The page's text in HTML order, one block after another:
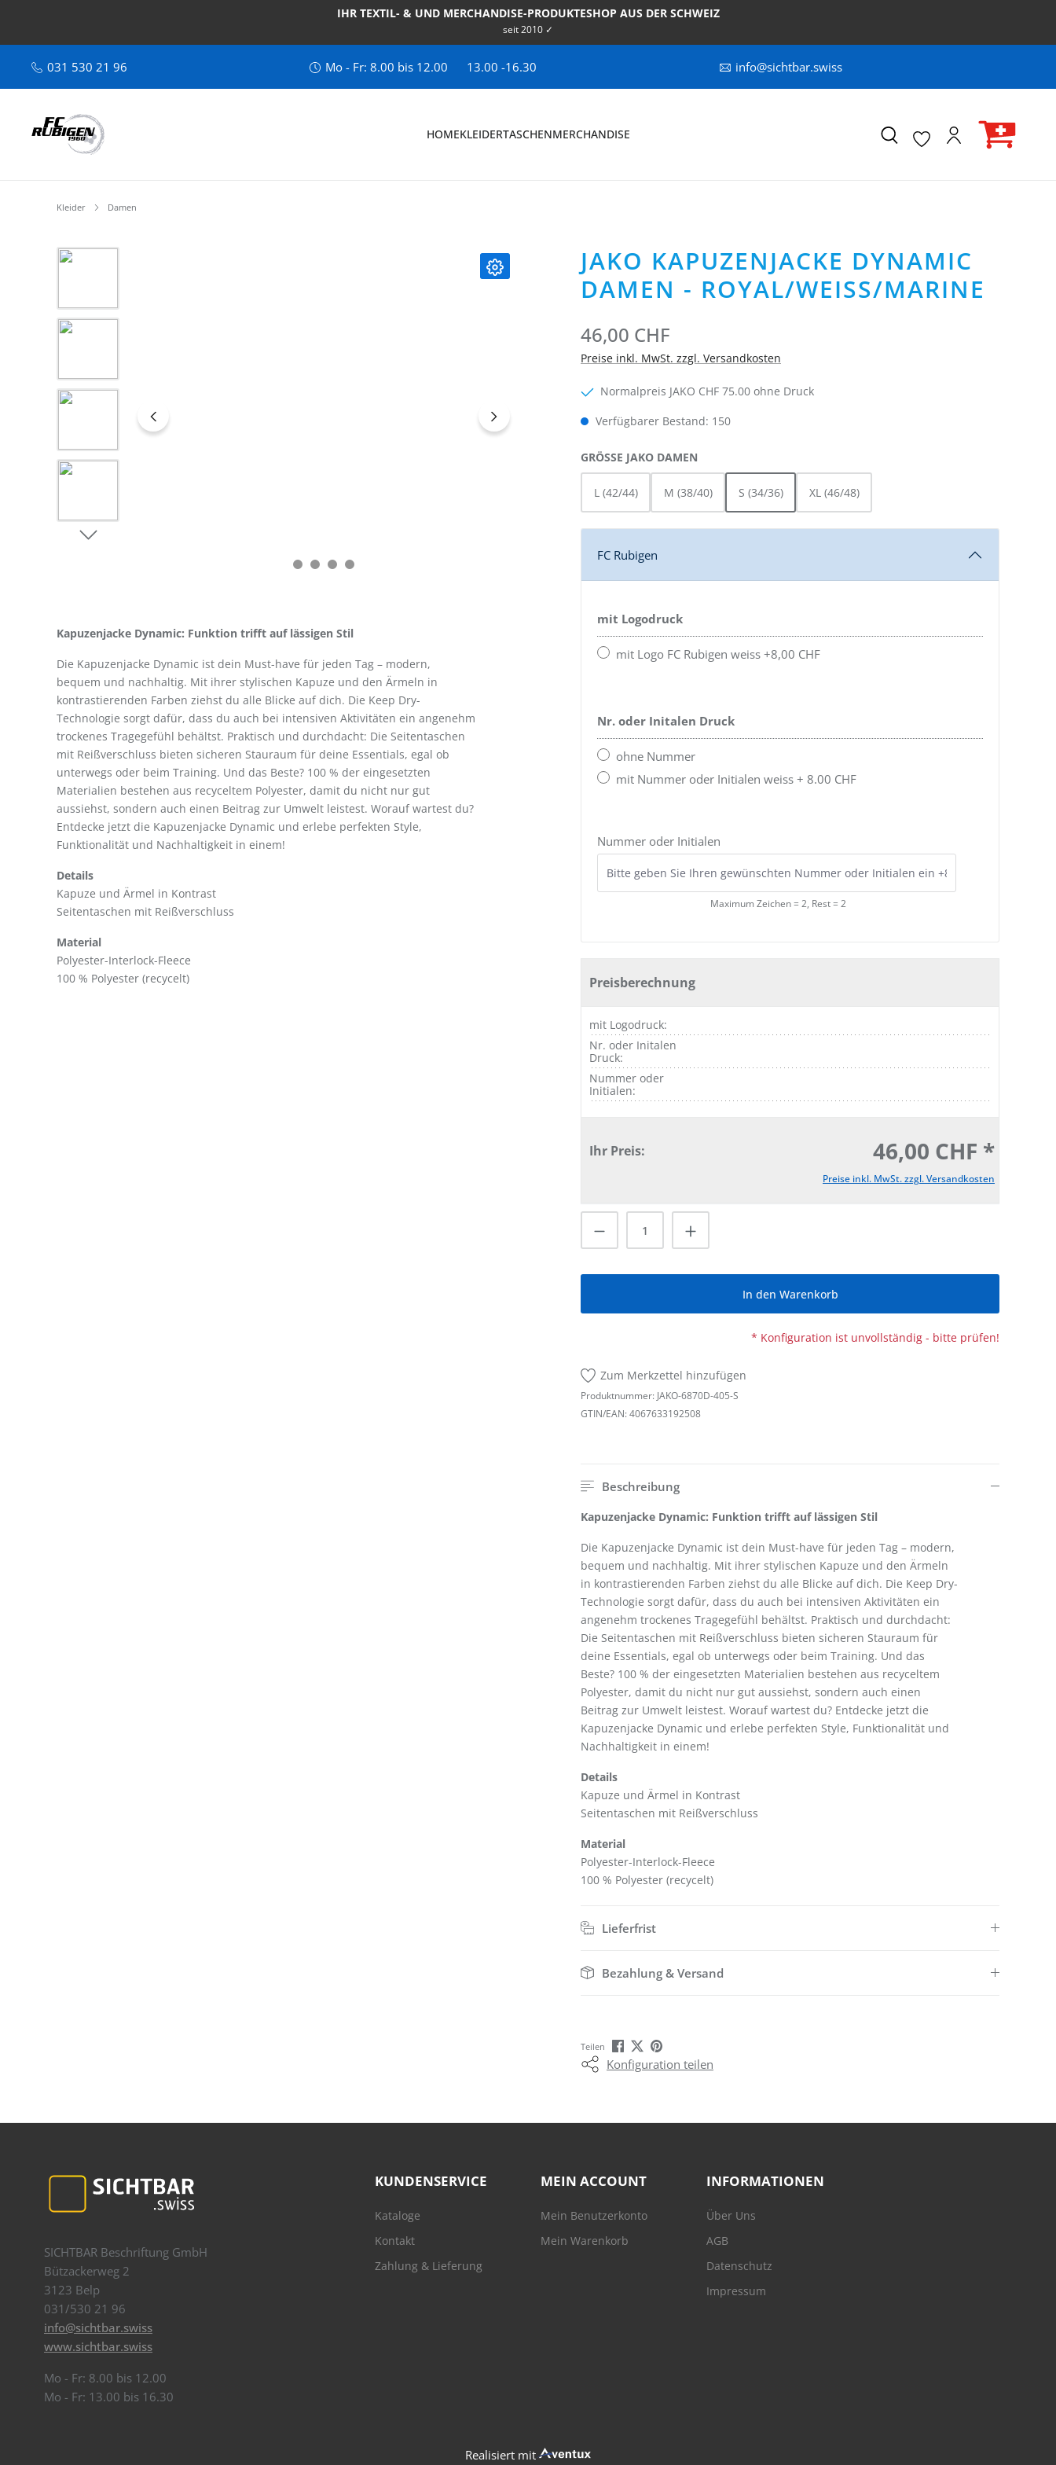
IHR TEXTIL- & UND MERCHANDISE-PRODUKTESHOP AUS DER SCHWEIZ
seit 2010 ✓
031 530 21 96 Mo - Fr: 8.00 bis 12.00 13.00 -16.30 info@sichtbar.swiss
HOMEKLEIDERTASCHENMERCHANDISE
Kleider Damen
Bildergalerie überspringen
Kapuzenjacke Dynamic: Funktion trifft auf lässigen Stil
Die Kapuzenjacke Dynamic ist dein Must-have für jeden Tag – modern,
bequem und nachhaltig. Mit ihrer stylischen Kapuze und den Ärmeln in
kontrastierenden Farben ziehst du alle Blicke auf dich. Die Keep Dry-
Technologie sorgt dafür, dass du auch bei intensiven Aktivitäten ein angenehm
trockenes Tragegefühl behältst. Praktisch und durchdacht: Die Seitentaschen
mit Reißverschluss bieten sicheren Stauraum für deine Essentials, egal ob
unterwegs oder beim Training. Und das Beste? 100 % der eingesetzten
Materialien bestehen aus recyceltem Polyester, damit du nicht nur gut
aussiehst, sondern auch einen Beitrag zur Umwelt leistest. Worauf wartest du?
Entdecke jetzt die Kapuzenjacke Dynamic und erlebe perfekten Style,
Funktionalität und Nachhaltigkeit in einem!
Details
Kapuze und Ärmel in Kontrast
Seitentaschen mit Reißverschluss
Material
Polyester-Interlock-Fleece
100 % Polyester (recycelt)
JAKO KAPUZENJACKE DYNAMIC
DAMEN - ROYAL/WEISS/MARINE
46,00 CHF
Preise inkl. MwSt. zzgl. Versandkosten
Normalpreis JAKO CHF 75.00 ohne Druck
Verfügbarer Bestand: 150
GRÖSSE JAKO DAMEN
L (42/44) M (38/40) S (34/36) XL (46/48)
FC Rubigen
mit Logodruck
mit Logo FC Rubigen weiss +8,00 CHF
Nr. oder Initalen Druck
ohne Nummer
mit Nummer oder Initialen weiss + 8.00 CHF
Nummer oder Initialen
Maximum Zeichen = 2, Rest = 2
Preisberechnung
mit Logodruck:
Nr. oder Initalen
Druck:
Nummer oder
Initialen:
Ihr Preis: 46,00 CHF *
Preise inkl. MwSt. zzgl. Versandkosten
Produkt Anzahl: Gib den gewünschten Wert ein
In den Warenkorb
* Konfiguration ist unvollständig - bitte prüfen!
Zum Merkzettel hinzufügen
Produktnummer: JAKO-6870D-405-S
GTIN/EAN: 4067633192508
Beschreibung
Kapuzenjacke Dynamic: Funktion trifft auf lässigen Stil
Die Kapuzenjacke Dynamic ist dein Must-have für jeden Tag – modern,
bequem und nachhaltig. Mit ihrer stylischen Kapuze und den Ärmeln
in kontrastierenden Farben ziehst du alle Blicke auf dich. Die Keep Dry-
Technologie sorgt dafür, dass du auch bei intensiven Aktivitäten ein
angenehm trockenes Tragegefühl behältst. Praktisch und durchdacht:
Die Seitentaschen mit Reißverschluss bieten sicheren Stauraum für
deine Essentials, egal ob unterwegs oder beim Training. Und das
Beste? 100 % der eingesetzten Materialien bestehen aus recyceltem
Polyester, damit du nicht nur gut aussiehst, sondern auch einen
Beitrag zur Umwelt leistest. Worauf wartest du? Entdecke jetzt die
Kapuzenjacke Dynamic und erlebe perfekten Style, Funktionalität und
Nachhaltigkeit in einem!
Details
Kapuze und Ärmel in Kontrast
Seitentaschen mit Reißverschluss
Material
Polyester-Interlock-Fleece
100 % Polyester (recycelt)
Lieferfrist
Bezahlung & Versand
Teilen
Konfiguration teilen
SICHTBAR Beschriftung GmbH
Bützackerweg 2
3123 Belp
031/530 21 96
info@sichtbar.swiss
www.sichtbar.swiss
Mo - Fr: 8.00 bis 12.00
Mo - Fr: 13.00 bis 16.30
KUNDENSERVICE
Kataloge
Kontakt
Zahlung & Lieferung
MEIN ACCOUNT
Mein Benutzerkonto
Mein Warenkorb
INFORMATIONEN
Über Uns
AGB
Datenschutz
Impressum
Realisiert mit